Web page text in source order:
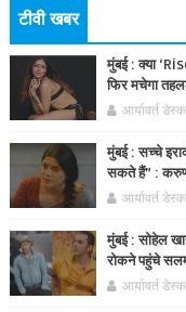
टीवी खबर
मुंबई : क्या
फिर मचेगा
आर्यावर्त डेस्क
मुंबई : सच्चे
सकते हैं” :
आर्यावर्त डेस्क
मुंबई : सोहेल
रोकने पहुंचे
आर्यावर्त डेस्क